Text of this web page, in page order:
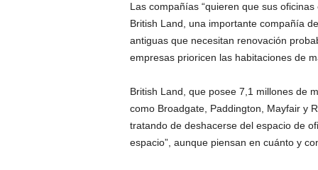
Las compañías “quieren que sus
British Land, una importante compañía
antiguas que necesitan renovación
empresas prioricen las habitaciones de
British Land, que posee 7,1 millones de
como Broadgate, Paddington, Mayfair y
tratando de deshacerse del espacio de
espacio”, aunque piensan en cuánto y